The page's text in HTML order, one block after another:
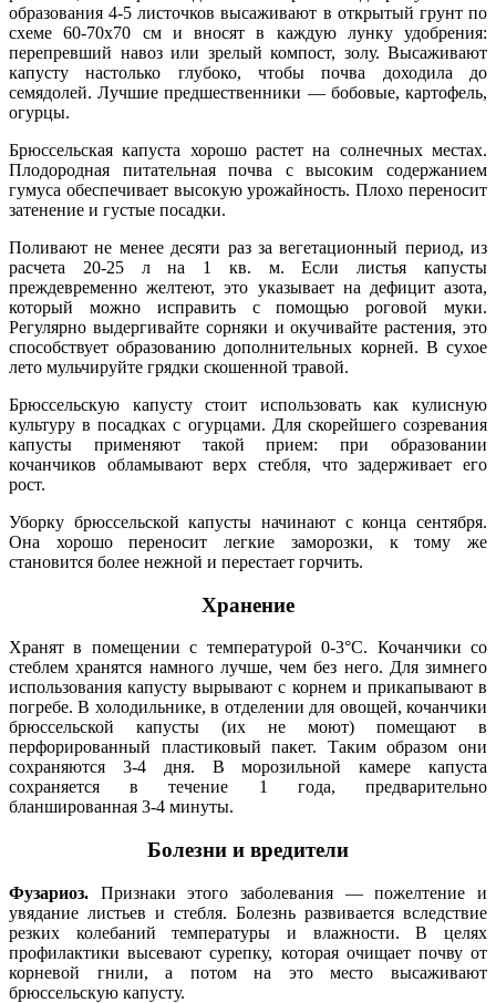
образования 4-5 листочков высаживают в открытый грунт по
схеме 60-70х70 см и вносят в каждую лунку удобрения:
перепревший навоз или зрелый компост, золу. Высаживают
капусту настолько глубоко, чтобы почва доходила до
семядолей. Лучшие предшественники — бобовые, картофель,
огурцы.
Брюссельская капуста хорошо растет на солнечных местах.
Плодородная питательная почва с высоким содержанием
гумуса обеспечивает высокую урожайность. Плохо переносит
затенение и густые посадки.
Поливают не менее десяти раз за вегетационный период, из
расчета 20-25 л на 1 кв. м. Если листья капусты
преждевременно желтеют, это указывает на дефицит азота,
который можно исправить с помощью роговой муки.
Регулярно выдергивайте сорняки и окучивайте растения, это
способствует образованию дополнительных корней. В сухое
лето мульчируйте грядки скошенной травой.
Брюссельскую капусту стоит использовать как кулисную
культуру в посадках с огурцами. Для скорейшего созревания
капусты применяют такой прием: при образовании
кочанчиков обламывают верх стебля, что задерживает его
рост.
Уборку брюссельской капусты начинают с конца сентября.
Она хорошо переносит легкие заморозки, к тому же
становится более нежной и перестает горчить.
Хранение
Хранят в помещении с температурой 0-3°C. Кочанчики со
стеблем хранятся намного лучше, чем без него. Для зимнего
использования капусту вырывают с корнем и прикапывают в
погребе. В холодильнике, в отделении для овощей, кочанчики
брюссельской капусты (их не моют) помещают в
перфорированный пластиковый пакет. Таким образом они
сохраняются 3-4 дня. В морозильной камере капуста
сохраняется в течение 1 года, предварительно
бланшированная 3-4 минуты.
Болезни и вредители
Фузариоз. Признаки этого заболевания — пожелтение и
увядание листьев и стебля. Болезнь развивается вследствие
резких колебаний температуры и влажности. В целях
профилактики высевают сурепку, которая очищает почву от
корневой гнили, а потом на это место высаживают
брюссельскую капусту.